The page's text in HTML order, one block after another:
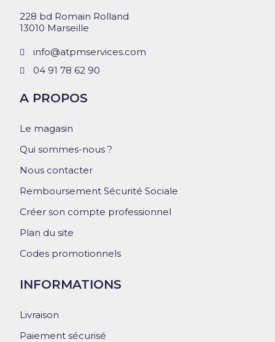
228 bd Romain Rolland
13010 Marseille
info@atpmservices.com
04 91 78 62 90
A PROPOS
Le magasin
Qui sommes-nous ?
Nous contacter
Remboursement Sécurité Sociale
Créer son compte professionnel
Plan du site
Codes promotionnels
INFORMATIONS
Livraison
Paiement sécurisé